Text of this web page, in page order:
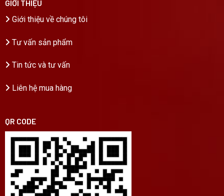
GIỚI THIỆU
Giới thiệu về chúng tôi
Tư vấn sản phẩm
Tin tức và tư vấn
Liên hệ mua hàng
QR CODE